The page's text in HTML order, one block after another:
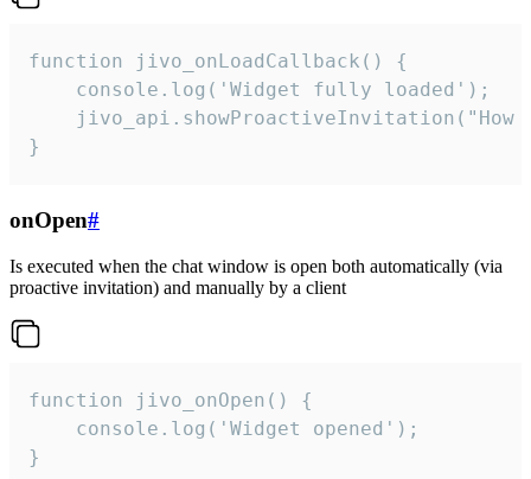
function jivo_onLoadCallback() {
    console.log('Widget fully loaded');
jivo_api.showProactiveInvitation("How
}
onOpen#
Is executed when the chat window is open both automatically (via
proactive invitation) and manually by a client
function jivo_onOpen() {
    console.log('Widget opened');
}